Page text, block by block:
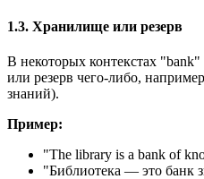
1.3. Хранилище или резерв
В некоторых контекстах
или резерв чего-либо,
знаний).
Пример:
"The library is a bank of
"Библиотека — это банк